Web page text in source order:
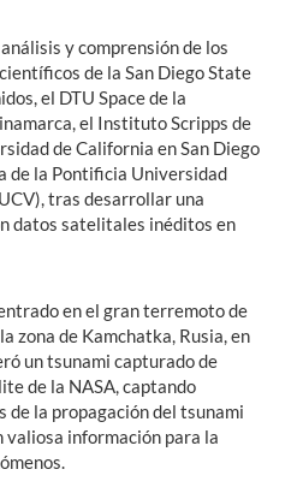
y comprensión de los
de la San Diego State
el DTU Space de la
el Instituto Scripps de
de California en San Diego
de la Pontificia Universidad
tras desarrollar una
datos satelitales inéditos en
en el gran terremoto de
zona de Kamchatka, Rusia, en
un tsunami capturado de
de la NASA, captando
de la propagación del tsunami
valiosa información para la